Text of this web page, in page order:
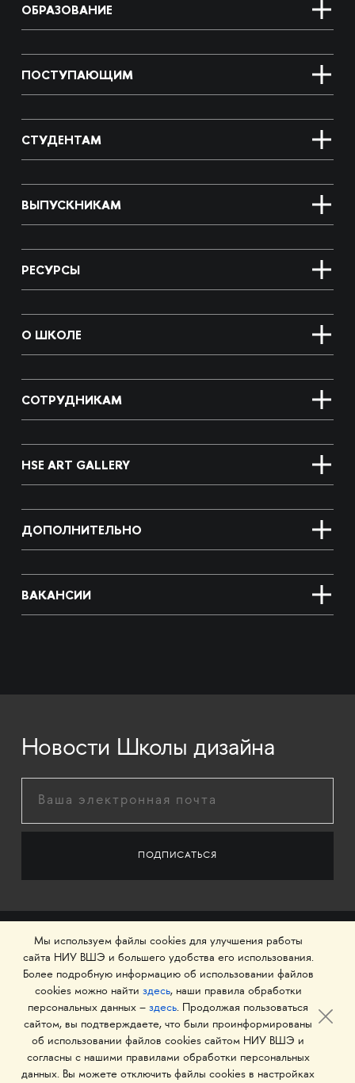
ОБРАЗОВАНИЕ
ПОСТУПАЮЩИМ
СТУДЕНТАМ
ВЫПУСКНИКАМ
РЕСУРСЫ
О ШКОЛЕ
СОТРУДНИКАМ
HSE ART GALLERY
ДОПОЛНИТЕЛЬНО
ВАКАНСИИ
Новости Школы дизайна
© 1993–2026 Национальный исследовательский
университет «Высшая школа экономики»
Мы используем файлы cookies для улучшения работы
сайта НИУ ВШЭ и большего удобства его использования.
Более подробную информацию об использовании файлов
cookies можно найти здесь, наши правила обработки
персональных данных – здесь. Продолжая пользоваться
сайтом, вы подтверждаете, что были проинформированы
об использовании файлов cookies сайтом НИУ ВШЭ и
согласны с нашими правилами обработки персональных
данных. Вы можете отключить файлы cookies в настройках